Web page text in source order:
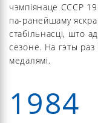
чэмпіянаце СССР
па-ранейшаму
стабільнасці, што
сезоне. На гэты раз
медалямі.
1984